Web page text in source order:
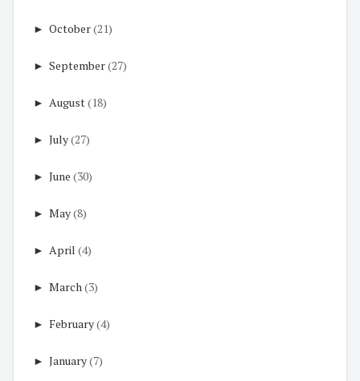
► October(21)
► September(27)
► August(18)
► July(27)
► June (30)
► May(8)
► April (4)
► March (3)
► February(4)
► January(7)